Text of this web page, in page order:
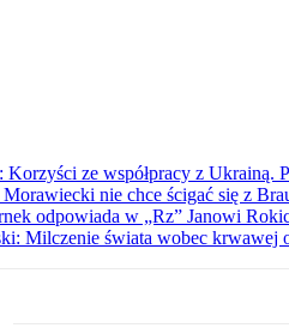
Korzyści ze współpracy z Ukrainą.
nie chce ścigać się z
odpowiada w „Rz” Janowi
Milczenie świata wobec krwawej